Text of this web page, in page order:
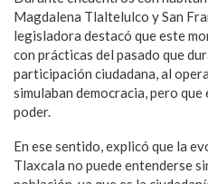
Magdalena Tlaltelulco y San
legisladora destacó que este
con prácticas del pasado que
participación ciudadana, al
simulaban democracia, pero
poder.
En ese sentido, explicó que la
Tlaxcala no puede entenderse